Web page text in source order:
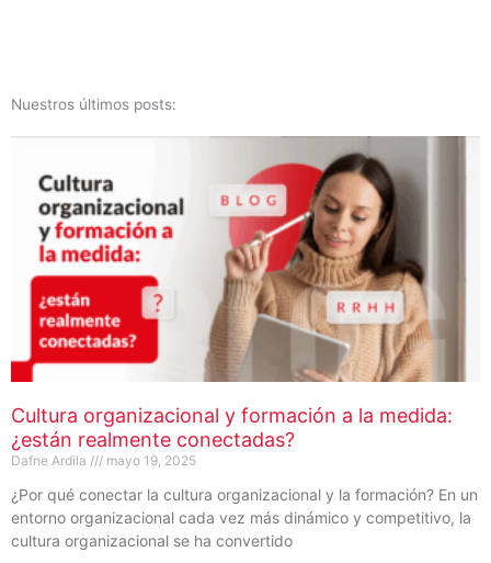
Nuestros últimos posts:
Cultura organizacional y formación a la medida:
¿están realmente conectadas?
Dafne Ardila mayo 19, 2025
¿Por qué conectar la cultura organizacional y la formación? En un
entorno organizacional cada vez más dinámico y competitivo, la
cultura organizacional se ha convertido